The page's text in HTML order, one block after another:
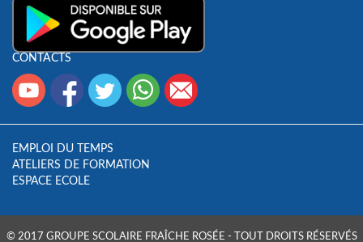
CONTACTS
EMPLOI DU TEMPS
ATELIERS DE FORMATION
ESPACE ECOLE
© 2017 GROUPE SCOLAIRE FRAÎCHE ROSÉE - TOUT DROITS RÉSERVÉS